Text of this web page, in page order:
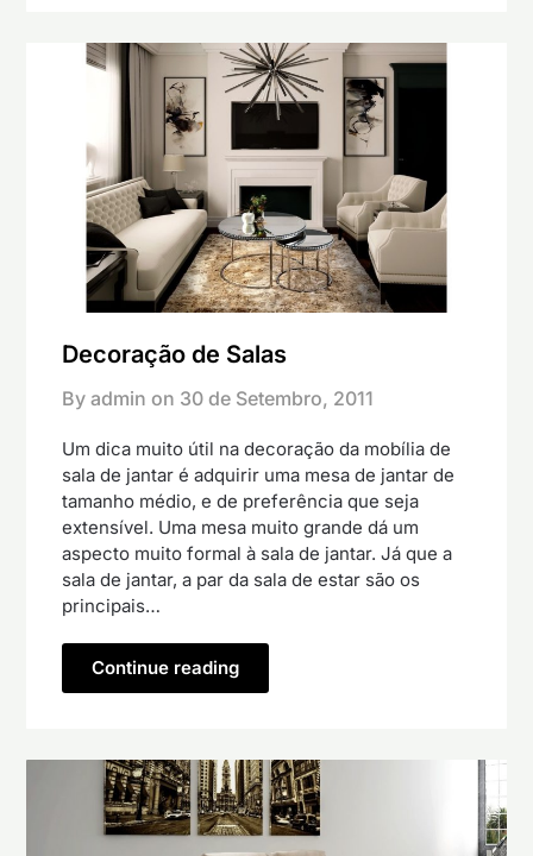
Decoração de Salas
By admin on 30 de Setembro, 2011
Um dica muito útil na decoração da mobília de
sala de jantar é adquirir uma mesa de jantar de
tamanho médio, e de preferência que seja
extensível. Uma mesa muito grande dá um
aspecto muito formal à sala de jantar. Já que a
sala de jantar, a par da sala de estar são os
principais…
Continue reading